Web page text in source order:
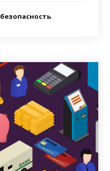
безопасность